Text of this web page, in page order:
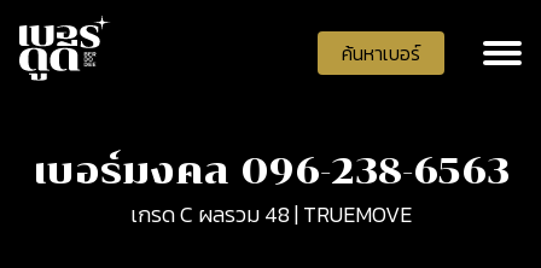
ค้นหาเบอร์
เบอร์มงคล 096-238-6563
เกรด C ผลรวม 48 | TRUEMOVE